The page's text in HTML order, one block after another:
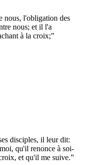
nous, l'obligation des
nous; et il l'a
à la croix;”
disciples, il leur dit:
qu'il renonce à soi-
et qu'il me suive.”